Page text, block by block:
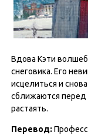
Вдова Кэти
снеговика. Его
исцелиться и
сближаются перед
растаять.
Перевод: